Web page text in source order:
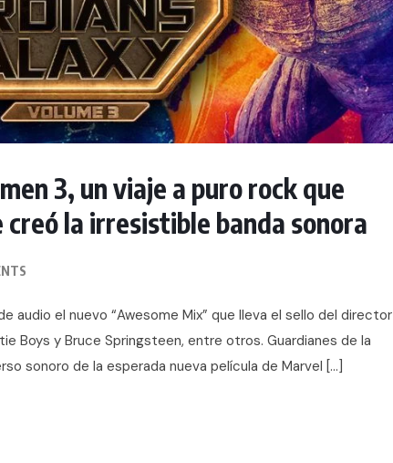
3, un viaje a puro rock que
la irresistible banda sonora
audio el nuevo “Awesome Mix” que lleva el sello del director
Boys y Bruce Springsteen, entre otros. Guardianes de la
sonoro de la esperada nueva película de Marvel […]